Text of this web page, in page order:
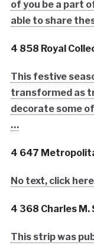
of you be a part
able to share
4 858 Royal
This festive
transformed as
decorate some
…
4 647
No text, click
4 368 Charles M.
This strip was